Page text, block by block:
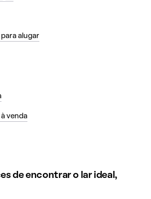
alugar
venda
de encontrar o lar ideal,